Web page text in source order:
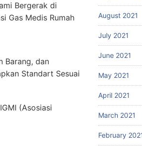
Bergerak di
Gas Medis Rumah
Barang, dan
Standart Sesuai
(Asosiasi
August 2021
July 2021
June 2021
May 2021
April 2021
March 2021
February